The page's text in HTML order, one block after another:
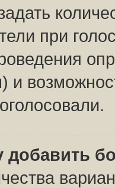
при
и
добавить